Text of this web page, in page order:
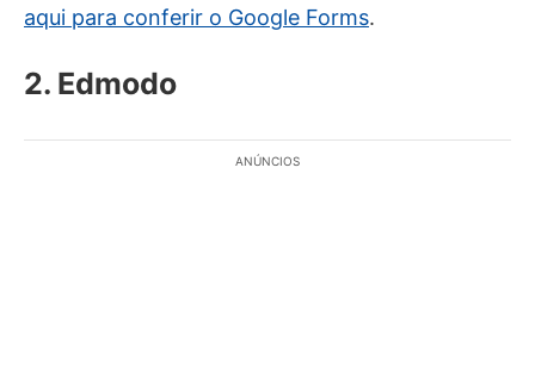
aqui para conferir o Google Forms.
2. Edmodo
ANÚNCIOS